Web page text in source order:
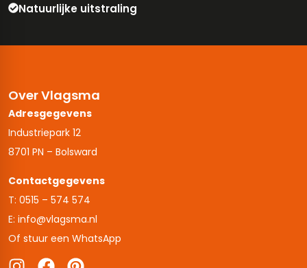
Natuurlijke uitstraling
Over Vlagsma
Adresgegevens
Industriepark 12
8701 PN – Bolsward
Contactgegevens
T: 0515 – 574 574
E: info@vlagsma.nl
Of stuur een WhatsApp